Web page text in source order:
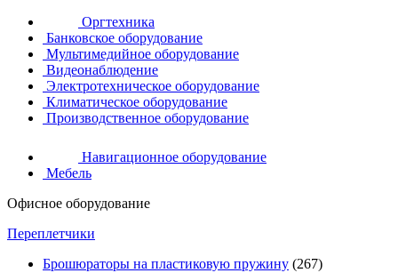
Оргтехника
Банковское оборудование
Мультимедийное оборудование
Видеонаблюдение
Электротехническое оборудование
Климатическое оборудование
Производственное оборудование
Навигационное оборудование
Мебель
Офисное оборудование
Переплетчики
Брошюраторы на пластиковую пружину (267)